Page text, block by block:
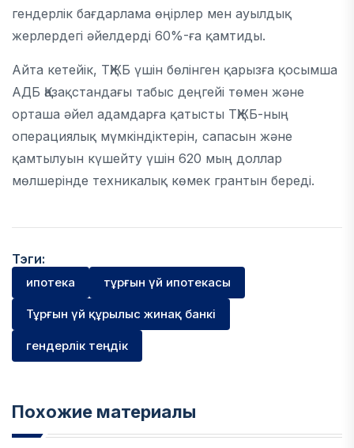
гендерлік бағдарлама өңірлер мен ауылдық
жерлердегі әйелдерді 60%-ға қамтиды.
Айта кетейік, ТҚЖБ үшін бөлінген қарызға қосымша
АДБ Қазақстандағы табыс деңгейі төмен және
орташа әйел адамдарға қатысты ТҚЖБ-ның
операциялық мүмкіндіктерін, сапасын және
қамтылуын күшейту үшін 620 мың доллар
мөлшерінде техникалық көмек грантын береді.
Тэги:
ипотека тұрғын үй ипотекасы
Тұрғын үй құрылыс жинақ банкі
гендерлік теңдік
Похожие материалы